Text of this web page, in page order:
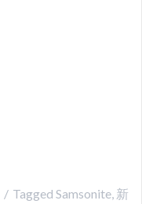
Tagged Samsonite, 新